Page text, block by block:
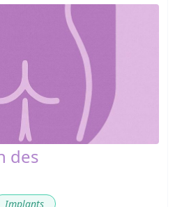
des
Implants